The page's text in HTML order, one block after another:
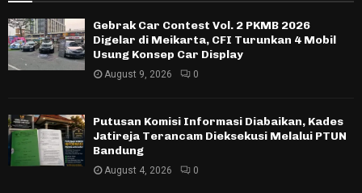
Gebrak Car Contest Vol. 2 PKMB 2026
Digelar di Meikarta, CFI Turunkan 4 Mobil
Usung Konsep Car Display
August 9, 2026 0
Putusan Komisi Informasi Diabaikan, Kades
Jatireja Terancam Dieksekusi Melalui PTUN
Bandung
August 4, 2026 0